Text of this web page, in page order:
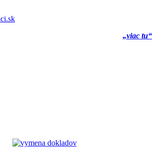
„viac tu“